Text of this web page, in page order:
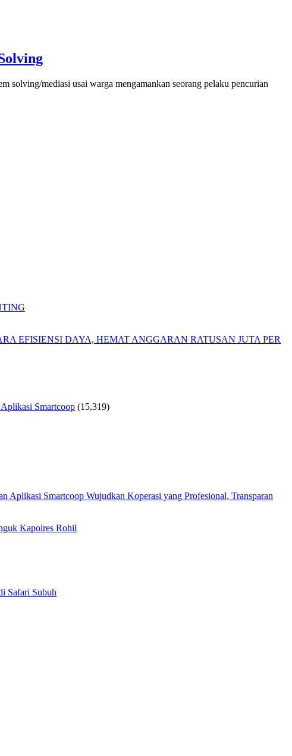
mediasi usai warga mengamankan seorang pelaku pencurian
EFISIENSI DAYA, HEMAT ANGGARAN RATUSAN JUTA PER
Smartcoop (15,319)
Wujudkan Koperasi yang Profesional, Transparan
Kapolres Rohil
Safari Subuh